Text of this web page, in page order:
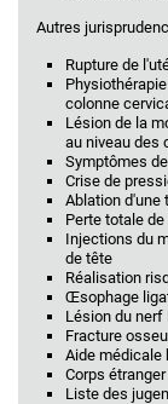
Autres
Rupture de
colonne
Lésion de la
au niveau des
Symptômes
Crise de
Ablation d'une
Perte totale
Injections du
de tête
Réalisation
Œsophage
Lésion du nerf
Fracture
Aide médicale
Corps
Liste des